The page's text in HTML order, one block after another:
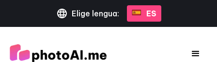
Elige lengua: ES